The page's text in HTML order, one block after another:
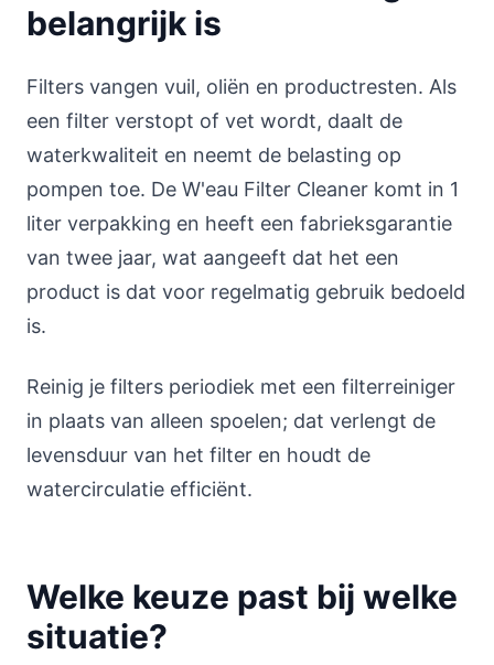
belangrijk is
Filters vangen vuil, oliën en productresten. Als
een filter verstopt of vet wordt, daalt de
waterkwaliteit en neemt de belasting op
pompen toe. De W'eau Filter Cleaner komt in 1
liter verpakking en heeft een fabrieksgarantie
van twee jaar, wat aangeeft dat het een
product is dat voor regelmatig gebruik bedoeld
is.
Reinig je filters periodiek met een filterreiniger
in plaats van alleen spoelen; dat verlengt de
levensduur van het filter en houdt de
watercirculatie efficiënt.
Welke keuze past bij welke
situatie?